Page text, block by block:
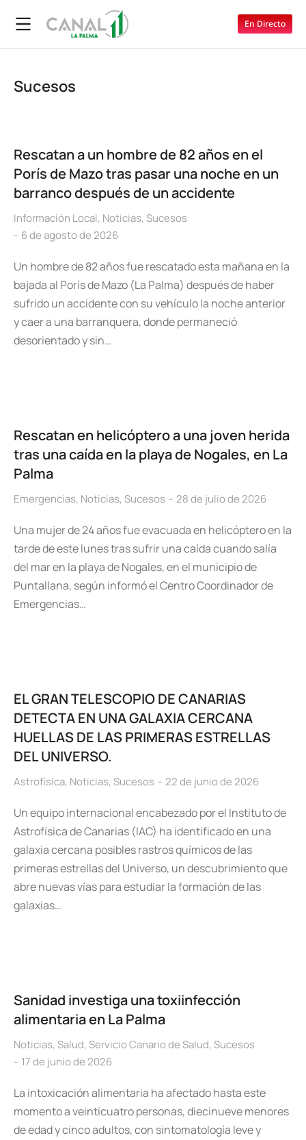
En Directo
Sucesos
Rescatan a un hombre de 82 años en el
Porís de Mazo tras pasar una noche en un
barranco después de un accidente
Información Local, Noticias, Sucesos
6 de agosto de 2026
Un hombre de 82 años fue rescatado esta mañana en la
bajada al Porís de Mazo (La Palma) después de haber
sufrido un accidente con su vehículo la noche anterior
y caer a una barranquera, donde permaneció
desorientado y sin…
Rescatan en helicóptero a una joven herida
tras una caída en la playa de Nogales, en La
Palma
Emergencias, Noticias, Sucesos 28 de julio de 2026
Una mujer de 24 años fue evacuada en helicóptero en la
tarde de este lunes tras sufrir una caída cuando salía
del mar en la playa de Nogales, en el municipio de
Puntallana, según informó el Centro Coordinador de
Emergencias…
EL GRAN TELESCOPIO DE CANARIAS
DETECTA EN UNA GALAXIA CERCANA
HUELLAS DE LAS PRIMERAS ESTRELLAS
DEL UNIVERSO.
Astrofísica, Noticias, Sucesos 22 de junio de 2026
Un equipo internacional encabezado por el Instituto de
Astrofísica de Canarias (IAC) ha identificado en una
galaxia cercana posibles rastros químicos de las
primeras estrellas del Universo, un descubrimiento que
abre nuevas vías para estudiar la formación de las
galaxias…
Sanidad investiga una toxiinfección
alimentaria en La Palma
Noticias, Salud, Servicio Canario de Salud, Sucesos
17 de junio de 2026
La intoxicación alimentaria ha afectado hasta este
momento a veinticuatro personas, diecinueve menores
de edad y cinco adultos, con sintomatología leve y